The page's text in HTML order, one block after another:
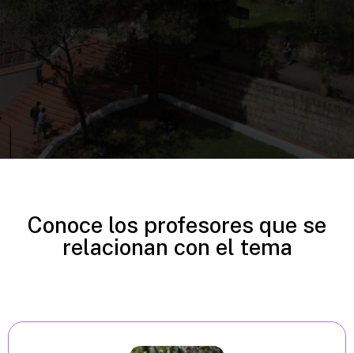
Conoce los profesores que se
relacionan con el tema